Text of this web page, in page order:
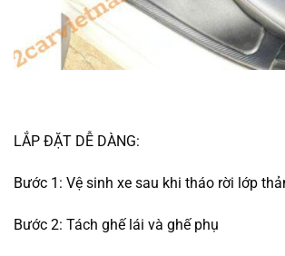
LẮP ĐẶT DỄ DÀNG:
Bước 1: Vệ sinh xe sau khi tháo rời lớp
Bước 2: Tách ghế lái và ghế phụ